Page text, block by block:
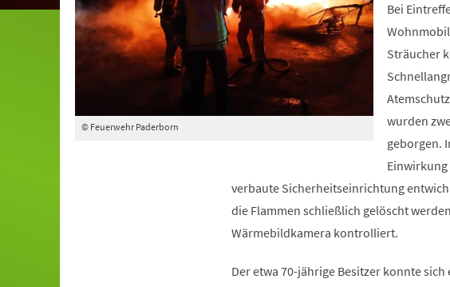
© Feuerwehr Paderborn
Bei
Sträucher
wurden
geborgen.
verbaute Sicherheitseinrichtung
die Flammen schließlich gelöscht
Wärmebildkamera kontrolliert.
Der etwa 70-jährige Besitzer konnte